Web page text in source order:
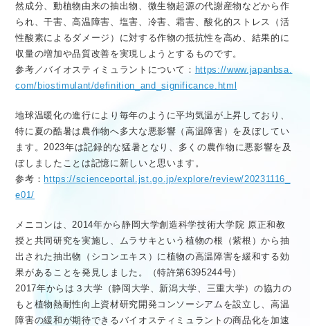
然成分、動植物由来の抽出物、微生物起源の代謝産物などから作
られ、干害、高温障害、塩害、冷害、霜害、酸化的ストレス（活
性酸素によるダメージ）に対する作物の抵抗性を高め、結果的に
収量の増加や品質改善を実現しようとするものです。
参考／バイオスティミュラントについて： https://www.japanbsa.
com/biostimulant/definition_and_significance.html
地球温暖化の進行により毎年のように平均気温が上昇しており、
特に夏の酷暑は農作物へ多大な悪影響（高温障害）を及ぼしてい
ます。2023年は記録的な猛暑となり、多くの農作物に悪影響を及
ぼしましたことは記憶に新しいと思います。
参考： https://scienceportal.jst.go.jp/explore/review/20231116_
e01/
メニコンは、2014年から静岡大学創造科学技術大学院 原正和教
授と共同研究を実施し、ムラサキという植物の根（紫根）から抽
出された抽出物（シコンエキス）に植物の高温障害を緩和する効
果があることを発見しました。（特許第6395244号）
2017年からは３大学（静岡大学、新潟大学、三重大学）の協力の
もと植物熱耐性向上資材研究開発コンソーシアムを設立し、高温
障害の緩和が期待できるバイオスティミュラントの商品化を加速